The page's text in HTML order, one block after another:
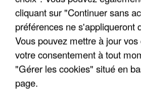
cliquant sur "Continuer sans
préférences ne s'appliqueront
Vous pouvez mettre à jour
votre consentement à tout
"Gérer les cookies" situé en
page.